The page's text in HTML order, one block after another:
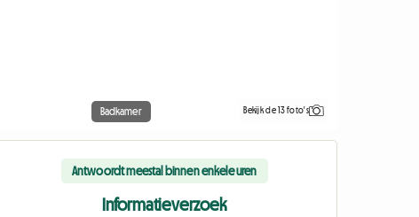
Badkamer Bekijk de 13 foto's
Antwoordt meestal binnen enkele uren
Informatieverzoek